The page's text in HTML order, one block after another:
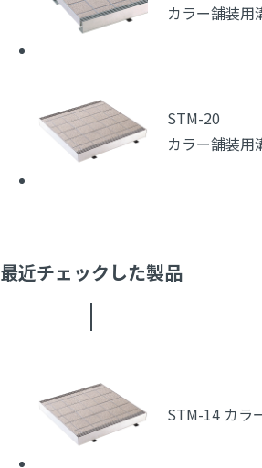
カラー舗装用
STM-20
カラー舗装用
最近チェックした製品
STM-14 カラ